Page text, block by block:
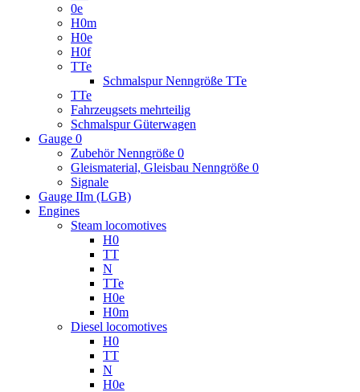
0e
H0m
H0e
H0f
TTe
Schmalspur Nenngröße TTe
TTe
Fahrzeugsets mehrteilig
Schmalspur Güterwagen
Gauge 0
Zubehör Nenngröße 0
Gleismaterial, Gleisbau Nenngröße 0
Signale
Gauge IIm (LGB)
Engines
Steam locomotives
H0
TT
N
TTe
H0e
H0m
Diesel locomotives
H0
TT
N
H0e